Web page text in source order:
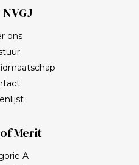
ons
Merit
A